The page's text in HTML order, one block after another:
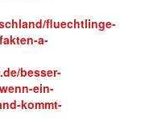
fluechtlinge-
a-
besser-
ein-
kommt-